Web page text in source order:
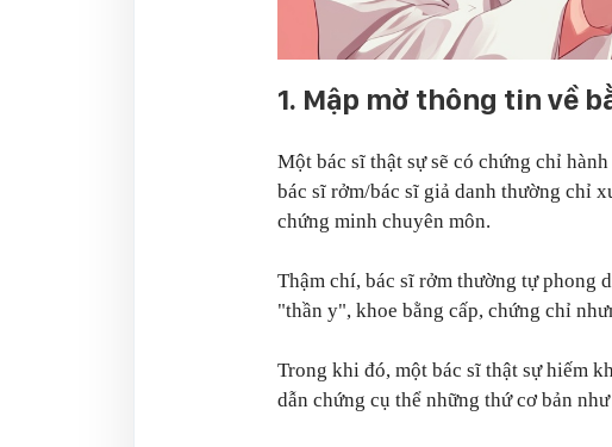
1. Mập mờ thông tin về
Một bác sĩ thật sự sẽ có chứng chỉ
bác sĩ rởm/bác sĩ giả danh thường chỉ
chứng minh chuyên môn.
Thậm chí, bác sĩ rởm thường tự phong
"thần y", khoe bằng cấp, chứng chỉ
Trong khi đó, một bác sĩ thật sự hiếm
dẫn chứng cụ thể những thứ cơ bản